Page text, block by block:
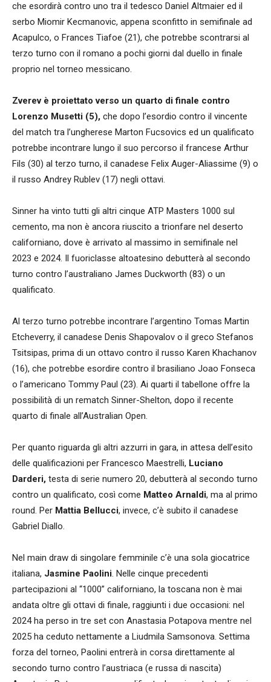
che esordirà contro uno tra il tedesco Daniel Altmaier ed il
serbo Miomir Kecmanovic, appena sconfitto in semifinale ad
Acapulco, o Frances Tiafoe (21), che potrebbe scontrarsi al
terzo turno con il romano a pochi giorni dal duello in finale
proprio nel torneo messicano.
Zverev è proiettato verso un quarto di finale contro
Lorenzo Musetti (5), che dopo l’esordio contro il vincente
del match tra l’ungherese Marton Fucsovics ed un qualificato
potrebbe incontrare lungo il suo percorso il francese Arthur
Fils (30) al terzo turno, il canadese Felix Auger-Aliassime (9) o
il russo Andrey Rublev (17) negli ottavi.
Sinner ha vinto tutti gli altri cinque ATP Masters 1000 sul
cemento, ma non è ancora riuscito a trionfare nel deserto
californiano, dove è arrivato al massimo in semifinale nel
2023 e 2024. Il fuoriclasse altoatesino debutterà al secondo
turno contro l’australiano James Duckworth (83) o un
qualificato.
Al terzo turno potrebbe incontrare l’argentino Tomas Martin
Etcheverry, il canadese Denis Shapovalov o il greco Stefanos
Tsitsipas, prima di un ottavo contro il russo Karen Khachanov
(16), che potrebbe esordire contro il brasiliano Joao Fonseca
o l’americano Tommy Paul (23). Ai quarti il tabellone offre la
possibilità di un rematch Sinner-Shelton, dopo il recente
quarto di finale all’Australian Open.
Per quanto riguarda gli altri azzurri in gara, in attesa dell’esito
delle qualificazioni per Francesco Maestrelli, Luciano
Darderi, testa di serie numero 20, debutterà al secondo turno
contro un qualificato, così come Matteo Arnaldi, ma al primo
round. Per Mattia Bellucci, invece, c’è subito il canadese
Gabriel Diallo.
Nel main draw di singolare femminile c’è una sola giocatrice
italiana, Jasmine Paolini. Nelle cinque precedenti
partecipazioni al “1000” californiano, la toscana non è mai
andata oltre gli ottavi di finale, raggiunti i due occasioni: nel
2024 ha perso in tre set con Anastasia Potapova mentre nel
2025 ha ceduto nettamente a Liudmila Samsonova. Settima
forza del torneo, Paolini entrerà in corsa direttamente al
secondo turno contro l’austriaca (e russa di nascita)